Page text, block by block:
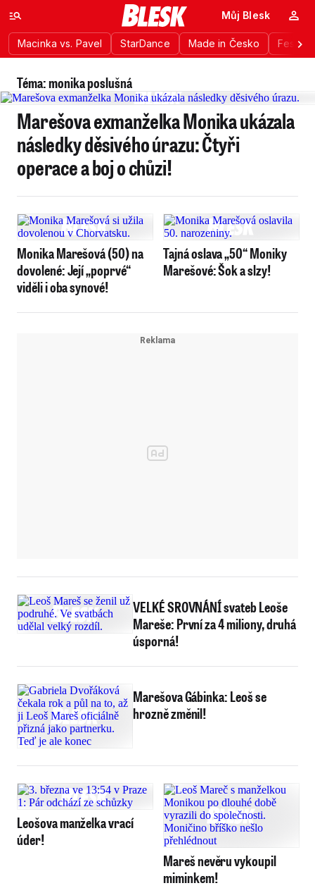
Macinka vs. Pavel StarDance Made in Česko
Můj Blesk
Téma: monika poslušná
Marešova exmanželka Monika ukázala
následky děsivého úrazu: Čtyři
operace a boj o chůzi!
Monika Marešová (50) na
dovolené: Její „poprvé“
viděli i oba synové!
Tajná oslava „50“ Moniky
Marešové: Šok a slzy!
VELKÉ SROVNÁNÍ svateb Leoše
Mareše: První za 4 miliony, druhá
úsporná!
Marešova Gábinka: Leoš se
hrozně změnil!
Leošova manželka vrací
úder!
Mareš nevěru vykoupil
miminkem!